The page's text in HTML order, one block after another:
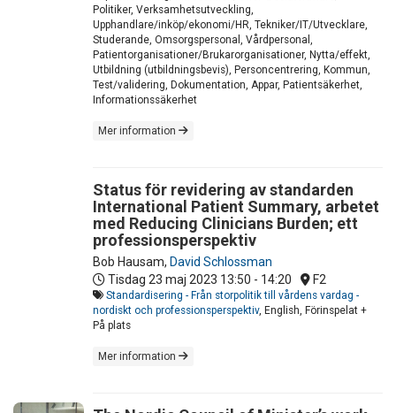
Politiker, Verksamhetsutveckling,
Upphandlare/inköp/ekonomi/HR, Tekniker/IT/Utvecklare,
Studerande, Omsorgspersonal, Vårdpersonal,
Patientorganisationer/Brukarorganisationer, Nytta/effekt,
Utbildning (utbildningsbevis), Personcentrering, Kommun,
Test/validering, Dokumentation, Appar, Patientsäkerhet,
Informationssäkerhet
Mer information
Status för revidering av standarden
International Patient Summary, arbetet
med Reducing Clinicians Burden; ett
professionsperspektiv
Bob Hausam, David Schlossman
Tisdag 23 maj 2023 13:50 - 14:20 F2
Standardisering - Från storpolitik till vårdens vardag -
nordiskt och professionsperspektiv, English, Förinspelat +
På plats
Mer information